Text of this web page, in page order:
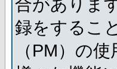
合がありま
録をするこ
（PM）の